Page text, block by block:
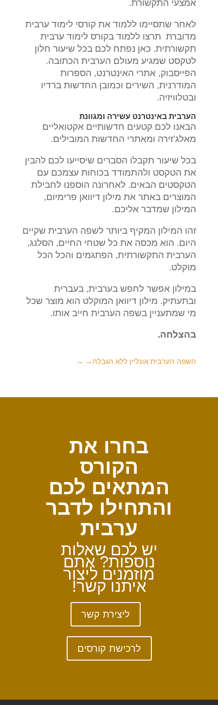
אמצעי התקשורת.
לאחר שתסיימו ללמוד את קורסי לימוד ערבית
מדוברת תרצו ללמוד בקורס לימוד ערבית
תקשורתית. כאן נפתח לכם בכל שיעור חלון
לטקסט שמגיע מעולם הערבית הכתובה.
הפייסבוק, אתרי האינטרנט, הספרות
המודרנית, השירים וכמובן החדשות ברדיו
ובטלוויזיה.
הערבית באינטרנט עשירה ומגוונת
הבאנו לכם קטעים חדשותיים אקטואליים
מאלג'זירה ומאתרי החדשות המובילים.
בכל שיעור תקבלו הסברים שיסייעו לכם להבין
את הטקסט ולהתמודד בכוחות עצמכם עם
הטקסטים הבאים. לאחרונה הוספנו לחבילת
המוצרים באתר את מילון דיוואן פרימיום,
המילון שמדבר אליכם.
זהו המילון המקיף ביותר לשפה הערבית שקיים
היום. הוא מכסה את כל שטחי החיים, הסלנג,
הערבית התקשורתית, הפתגמים והכל הכל
מוקלט.
במילון אפשר לחפש בערבית, בעברית
ובתעתיק. מילון דיוואן המוקלט הוא מוצר שכל
מי שמתעניין בשפה הערבית חייב אותו.
בהצלחה.
השפה הערבית אונליין ללא הגבלה →
בחרו את
הקורס
המתאים לכם
והתחילו לדבר
ערבית
יש לכם שאלות
נוספות? אתם
מוזמנים ליצור
איתנו קשר!
ליצירת קשר
לרכישת קורסים